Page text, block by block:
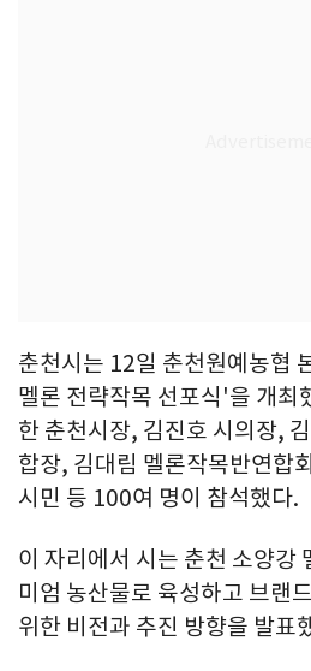
춘천시는 12일 춘천원예농협
멜론 전략작목 선포식'을 개최
한 춘천시장, 김진호 시의장,
합장, 김대림 멜론작목반연합
시민 등 100여 명이 참석했다.
이 자리에서 시는 춘천 소양강
미엄 농산물로 육성하고 브랜
위한 비전과 추진 방향을 발표